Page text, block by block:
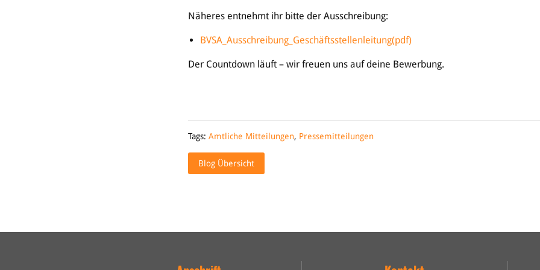
Näheres entnehmt ihr bitte der Ausschreibung:
BVSA_Ausschreibung_Geschäftsstellenleitung(pdf)
Der Countdown läuft – wir freuen uns auf deine Bewerbung.
Tags: Amtliche Mitteilungen, Pressemitteilungen
Blog Übersicht